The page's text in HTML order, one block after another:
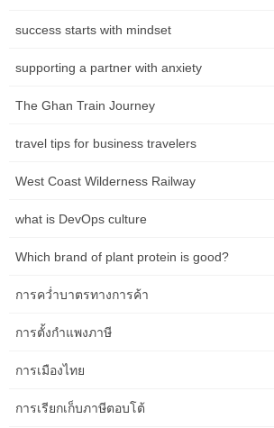
Providers Imagine the salty tang of the
Hobart morning, the scent of woodsmoke
and the majestic silhouette of Mount
city. This is Hobart, a place where community
deep, and where […]
Clinic Website SEO Questions
Should Ask Before Starting in
Starting in Canberra Imagine the crisp
in a vast blue sky, warms the polished
community well-being […]
Wasting Budget in Adelaide
success starts with mindset
supporting a partner with anxiety
The Ghan Train Journey
travel tips for business travelers
West Coast Wilderness Railway
what is DevOps culture
Which brand of plant protein is good?
การคว่ำบาตรทางการค้า
การตั้งกำแพงภาษี
การเมืองไทย
การเรียกเก็บภาษีตอบโต้